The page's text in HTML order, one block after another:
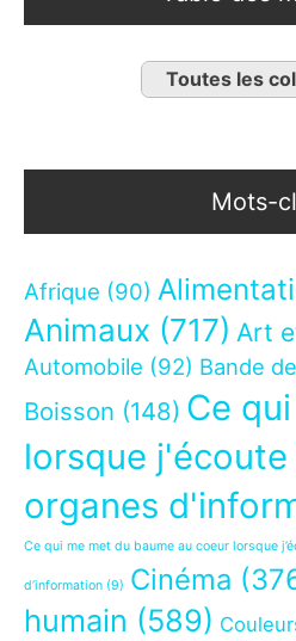
Toutes les
Mots-
Afrique (90)
Animaux (717) Art
Automobile (92) Bande
Boisson (148) Ce
lorsque j'écoute
organes
Ce qui me met du baume au coeur lorsque
d’information (9) Cinéma
humain (589)